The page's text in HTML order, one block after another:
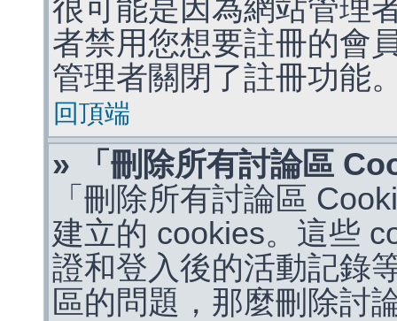
很可能是因為網站管理
者禁用您想要註冊的會
管理者關閉了註冊功能
回頂端
» 「刪除所有討論區
「刪除所有討論區
建立的 cookies。這些
證和登入後的活動記錄
區的問題，那麼刪除討